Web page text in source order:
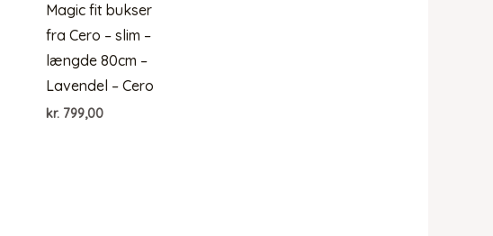
Magic fit bukser
fra Cero – slim –
længde 80cm –
Lavendel – Cero
kr. 799,00